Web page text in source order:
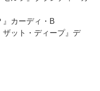
』カーディ・B
ット・ディープ』デ